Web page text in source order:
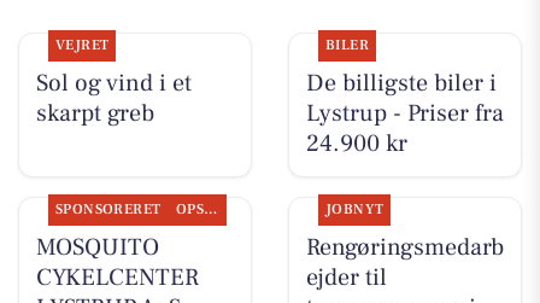
VEJRET
Sol og vind i et
skarpt greb
BILER
De billigste biler i
Lystrup - Priser fra
24.900 kr
SPONSORERET OPSLAGSTAVLEN
MOSQUITO
CYKELCENTER
JOBNYT
Rengøringsmedarb
ejder til